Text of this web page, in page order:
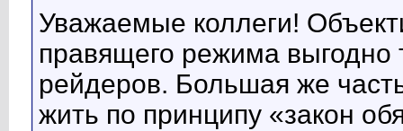
Уважаемые коллеги!
правящего режима выгодно
рейдеров. Большая же
жить по принципу «закон